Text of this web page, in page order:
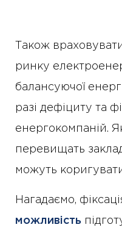
Також
ринку
балансуючої
разі дефіциту та
енергокомпаній.
перевищать
можуть
Нагадаємо,
можливість